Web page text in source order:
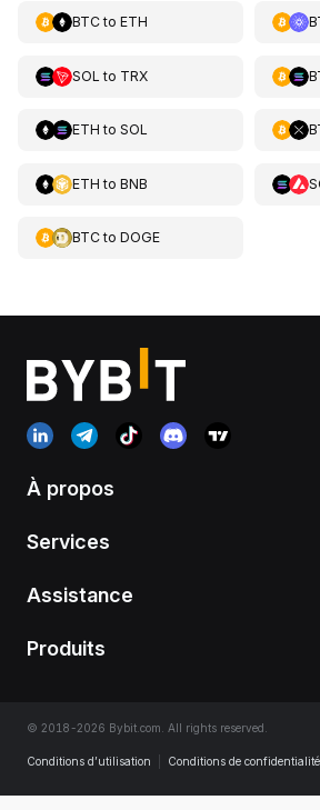
BTCto ETH
SOL to TRX
ETH to SOL
ETH to BNB
BTCto DOGE
À propos
Services
Assistance
Produits
© 2018-2026 Bybit.com. All rights reserved.
Conditions d’utilisation Conditions de confidentialité